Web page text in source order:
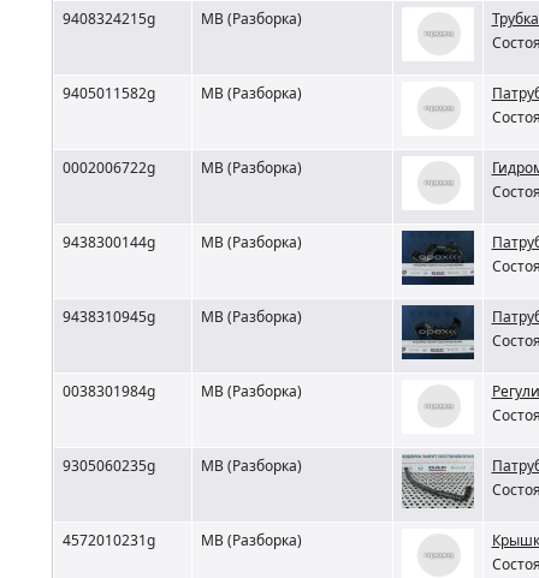
9408324215g MB (Разборка)
9405011582g MB (Разборка)
0002006722g MB (Разборка)
9438300144g MB (Разборка)
9438310945g MB (Разборка)
0038301984g MB (Разборка)
9305060235g MB (Разборка)
4572010231g MB (Разборка)